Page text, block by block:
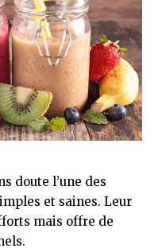
doute l’une des
et saines. Leur
mais offre de